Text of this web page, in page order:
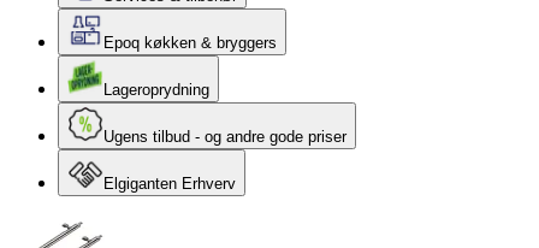
Epoq køkken & bryggers
Lageroprydning
Ugens tilbud - og andre gode priser
Elgiganten Erhverv